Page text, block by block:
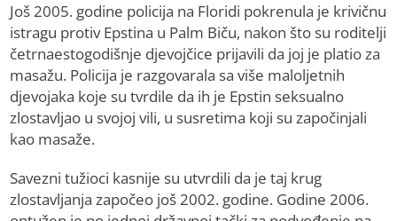
Još 2005. godine policija na Floridi pokrenula je krivičnu
istragu protiv Epstina u Palm Biču, nakon što su roditelji
četrnaestogodišnje djevojčice prijavili da joj je platio za
masažu. Policija je razgovarala sa više maloljetnih
djevojaka koje su tvrdile da ih je Epstin seksualno
zlostavljao u svojoj vili, u susretima koji su započinjali
kao masaže.
Savezni tužioci kasnije su utvrdili da je taj krug
zlostavljanja započeo još 2002. godine. Godine 2006.